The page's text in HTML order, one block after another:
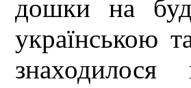
дошки на
українською
знаходилося